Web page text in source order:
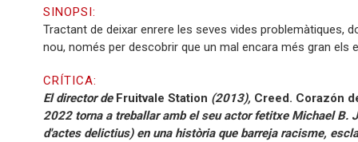
SINOPSI:
Tractant de deixar enrere les seves vides problemàtiques,
nou, només per descobrir que un mal encara més gran els
CRÍTICA:
El director de Fruitvale Station (2013), Creed. Corazón
2022 torna a treballar amb el seu actor fetitxe Michael B.
d'actes delictius) en una història que barreja racisme,